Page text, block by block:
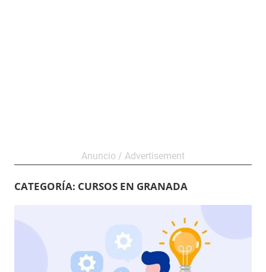
CATEGORÍA: CURSOS EN GRANADA